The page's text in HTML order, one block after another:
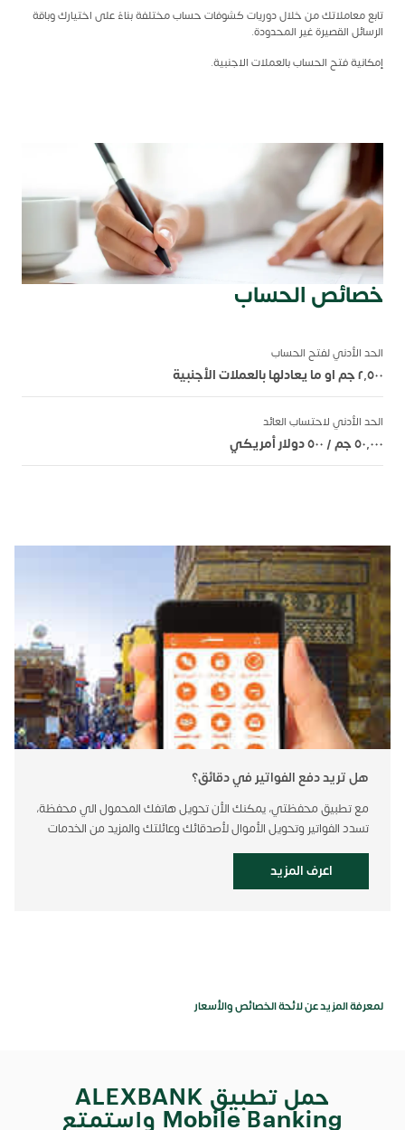
تابع معاملاتك من خلال دوريات كشوفات حساب مختلفة بناءً على اختيارك وباقة
الرسائل القصيرة غير المحدودة.
إمكانية فتح الحساب بالعملات الاجنبية.
خصائص الحساب
الحد الأدني لفتح الحساب
٢٬٥٠٠ جم او ما يعادلها بالعملات الأجنبية
الحد الأدني لاحتساب العائد
٥٠٬٠٠٠ جم / ٥٠٠ دولار أمريكي
هل تريد دفع الفواتير في دقائق؟
مع تطبيق محفظتي، يمكنك الأن تحويل هاتفك المحمول الي محفظة،
تسدد الفواتير وتحويل الأموال لأصدقائك وعائلتك والمزيد من الخدمات
اعرف المزيد
لمعرفة المزيد عن لائحة الخصائص والأسعار
حمل تطبيق ALEXBANK
Mobile Banking واستمتع